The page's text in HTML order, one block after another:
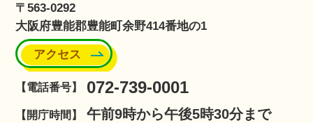
〒563-0292
大阪府豊能郡豊能町余野414番地の1
アクセス
【電話番号】 072-739-0001
【開庁時間】 午前9時から午後5時30分まで